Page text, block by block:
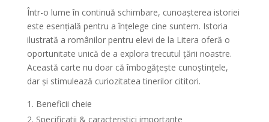
Într-o lume în continuă schimbare, cunoașterea istoriei
este esențială pentru a înțelege cine suntem. Istoria
ilustrată a românilor pentru elevi de la Litera oferă o
oportunitate unică de a explora trecutul țării noastre.
Această carte nu doar că îmbogățește cunoștințele,
dar și stimulează curiozitatea tinerilor cititori.
Beneficii cheie
Specificatii & caracteristici importante